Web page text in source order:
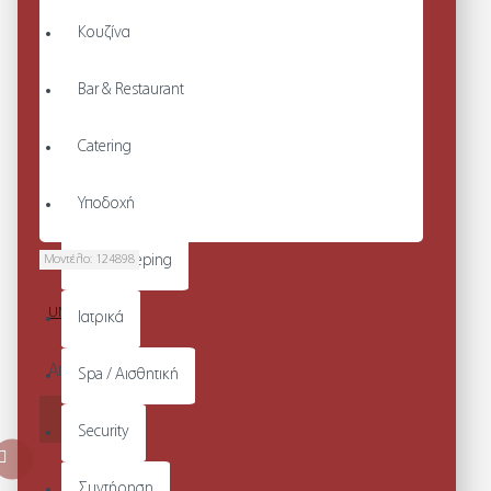
Κουζίνα
Bar & Restaurant
Catering
Υποδοχή
Housekeeping
Ιατρικά
Spa / Αισθητική
Security
Μοντέλο: 124898
UNISEX ΠΟΔΙΑ
Από 74,40€